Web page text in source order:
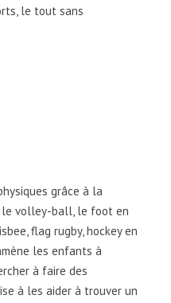
le tout sans
grâce à la
le volley-ball, le foot en
flag rugby, hockey en
les enfants à
à faire des
à les aider à trouver un